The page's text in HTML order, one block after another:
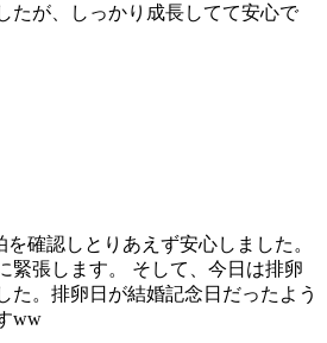
たが、しっかり成長してて安心で
確認しとりあえず安心しました。
緊張します。 そして、今日は排卵
た。排卵日が結婚記念日だったよう
ww